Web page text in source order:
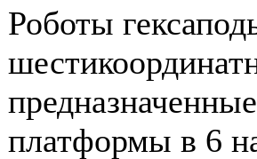
Роботы
платформы в 6